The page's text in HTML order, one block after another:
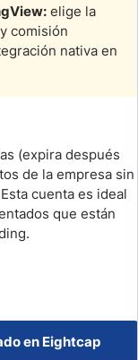
elige la
comisión
nativa en
(expira después
de la empresa sin
cuenta es ideal
que están
en Eightcap